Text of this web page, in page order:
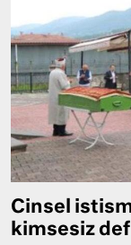
Cinsel
kimsesiz